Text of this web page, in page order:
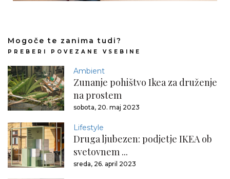
Mogoče te zanima tudi?
PREBERI POVEZANE VSEBINE
Ambient
Zunanje pohištvo Ikea za druženje
na prostem
sobota, 20. maj 2023
Lifestyle
Druga ljubezen: podjetje IKEA ob
svetovnem ...
sreda, 26. april 2023